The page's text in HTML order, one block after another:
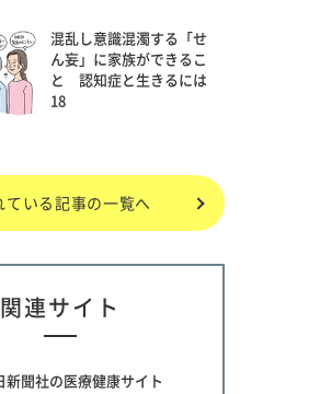
混乱し意識混濁する「せ
ん妄」に家族ができるこ
と 認知症と生きるには
18
ている記事の一覧へ
関連サイト
新聞社の医療健康サイト